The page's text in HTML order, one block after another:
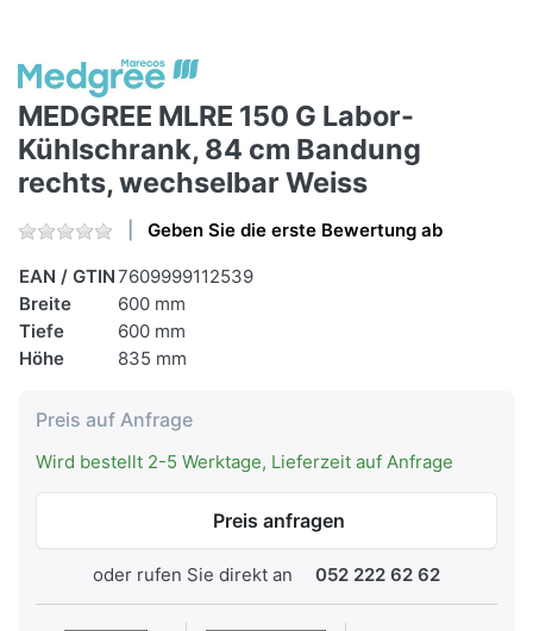
MEDGREE MLRE 150 G Labor-
Kühlschrank, 84 cm Bandung
rechts, wechselbar Weiss
Geben Sie die erste Bewertung ab
EAN / GTIN7609999112539
Breite
600 mm
Tiefe
600 mm
Höhe
835 mm
Preis auf Anfrage
Wird bestellt 2-5 Werktage, Lieferzeit auf Anfrage
Preis anfragen
oder rufen Sie direkt an 052 222 62 62